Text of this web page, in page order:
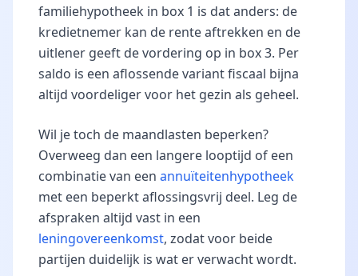
familiehypotheek in box 1 is dat anders: de
kredietnemer kan de rente aftrekken en de
uitlener geeft de vordering op in box 3. Per
saldo is een aflossende variant fiscaal bijna
altijd voordeliger voor het gezin als geheel.
Wil je toch de maandlasten beperken?
Overweeg dan een langere looptijd of een
combinatie van een annuïteitenhypotheek
met een beperkt aflossingsvrij deel. Leg de
afspraken altijd vast in een
leningovereenkomst, zodat voor beide
partijen duidelijk is wat er verwacht wordt.